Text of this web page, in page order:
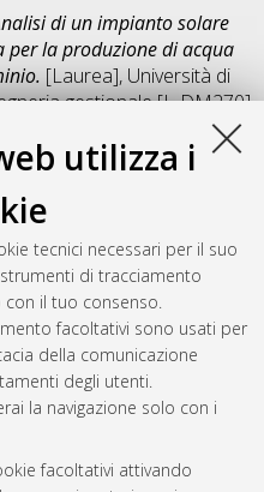
utilizza i
tecnici necessari per il suo
di tracciamento
il tuo consenso.
facoltativi sono usati per
della comunicazione
degli utenti.
la navigazione solo con i
facoltativi attivando
di un impianto solare
la produzione di acqua
[Laurea], Università di
gestionale [L-DM270],
Condividi
dell'autore. (